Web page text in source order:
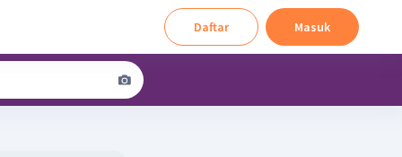
Daftar Masuk